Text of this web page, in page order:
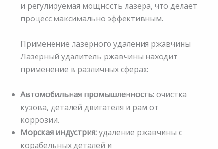
и регулируемая мощность лазера, что делает
процесс максимально эффективным.
Применение лазерного удаления ржавчины
Лазерный удалитель ржавчины находит
применение в различных сферах:
Автомобильная промышленность:очистка
кузова, деталей двигателя и рам от
коррозии.
Морская индустрия:удаление ржавчины с
корабельных деталей и